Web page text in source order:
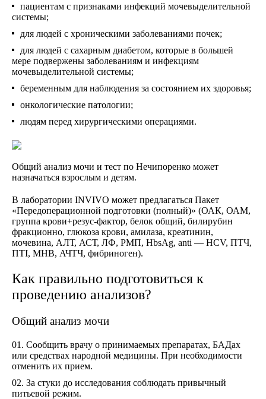
пациентам с признаками инфекций мочевыделительной
системы;
для людей с хроническими заболеваниями почек;
для людей с сахарным диабетом, которые в большей
мере подвержены заболеваниям и инфекциям
мочевыделительной системы;
беременным для наблюдения за состоянием их здоровья;
онкологические патологии;
людям перед хирургическими операциями.
Общий анализ мочи и тест по Нечипоренко может
назначаться взрослым и детям.
В лаборатории INVIVO может предлагаться Пакет
«Передоперационной подготовки (полный)» (ОАК, ОАМ,
группа крови+резус-фактор, белок общий, билирубин
фракционно, глюкоза крови, амилаза, креатинин,
мочевина, АЛТ, АСТ, ЛФ, РМП, HbsAg, anti — HCV, ПТЧ,
ПТІ, МНВ, АЧТЧ, фибриноген).
Как правильно подготовиться к
проведению анализов?
Общий анализ мочи
Сообщить врачу о принимаемых препаратах, БАДах
или средствах народной медицины. При необходимости
отменить их прием.
За стуки до исследования соблюдать привычный
питьевой режим.